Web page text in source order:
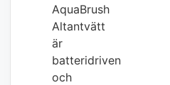
AquaBrush
Altantvätt
är
batteridriven
och